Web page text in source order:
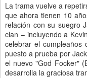
La trama vuelve a
que ahora tienen 10
relación con su suegro
clan – incluyendo a
celebrar el cumpleaños
puesto a prueba por
el nuevo "God Focker"
desarrolla la graciosa